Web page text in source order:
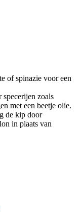
of spinazie voor een
zoals
met een beetje olie.
de kip door
in plaats van